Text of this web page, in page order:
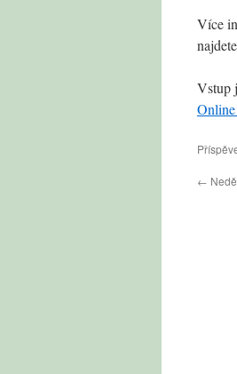
Více
Vstup
←